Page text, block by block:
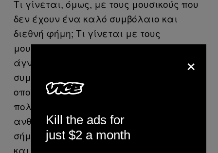
Τι γίνεται, όμως, με τους μουσικούς που
δεν έχουν ένα καλό συμβόλαιο και
διεθνή φήμη; Τι γίνεται με τους
μουσικούς όπως ο Sauron V*, ένας
άγνωστος black metal μουσικός χωρίς
συμβόλαιο, από το Great Yarmouth*, ο
οποίος βρίσκεται στις παρυφές του
πολιτισμού; Τι γίνεται με τους
ανθρώπους σαν κι αυτόν, όταν τα
σήματα που δέχονται περιπλέκονται
και εκείνοι δεν μπορούν να ελέγξουν τη
×
Kill the ads for
just $2 a month